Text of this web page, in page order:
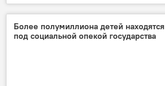
Новости
Коронавирус
Более полумиллиона детей находятся
под социальной опекой государства